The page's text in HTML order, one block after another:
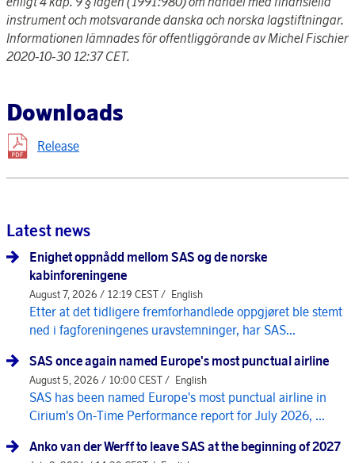
instrument och motsvarande danska och norska lagstiftningar.
Informationen lämnades för offentliggörande av Michel Fischier
2020-10-30 12:37 CET.
Downloads
Release
Latest news
Enighet oppnådd mellom SAS og de norske
kabinforeningene
August 7, 2026 / 12:19 CEST / English
Etter at det tidligere fremforhandlede oppgjøret ble stemt
ned i fagforeningenes uravstemninger, har SAS...
SAS once again named Europe's most punctual airline
August 5, 2026 / 10:00 CEST / English
SAS has been named Europe's most punctual airline in
Cirium's On-Time Performance report for July 2026, ...
Anko van der Werff to leave SAS at the beginning of 2027